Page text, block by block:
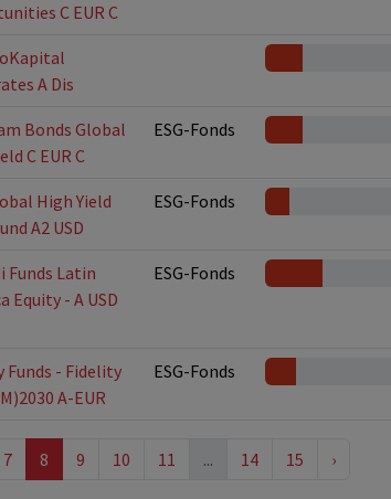
C EUR C
A Dis
Bonds Global
C EUR C
ESG-Fonds
High Yield
A2 USD
ESG-Fonds
Funds Latin
Equity - A USD
ESG-Fonds
Funds - Fidelity
A-EUR
ESG-Fonds
7 8 9 10 11 ... 14 15 ›